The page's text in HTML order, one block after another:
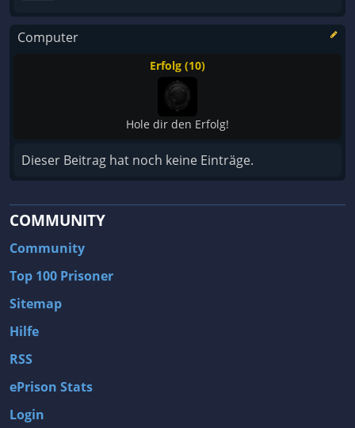
Computer
Erfolg (10)
Hole dir den Erfolg!
Dieser Beitrag hat noch keine Einträge.
COMMUNITY
Community
Top 100 Prisoner
Sitemap
Hilfe
RSS
ePrison Stats
Login